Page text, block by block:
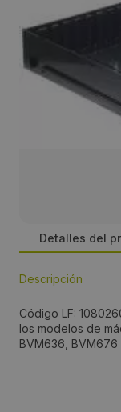
Detalles del
Descripción
Código LF:
los modelos de
BVM636, BVM676
José Manuel